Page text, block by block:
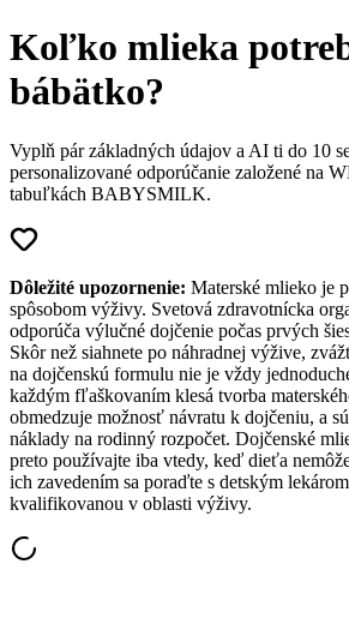
Koľko mlieka
bábätko?
Vyplň pár základných údajov a AI ti do 10
personalizované odporúčanie založené na
tabuľkách BABYSMILK.
Dôležité upozornenie: Materské mlieko je
spôsobom výživy. Svetová zdravotnícka
odporúča výlučné dojčenie počas prvých
Skôr než siahnete po náhradnej výžive,
na dojčenskú formulu nie je vždy
každým fľaškovaním klesá tvorba
obmedzuje možnosť návratu k dojčeniu, a
náklady na rodinný rozpočet. Dojčenské
preto používajte iba vtedy, keď dieťa
ich zavedením sa poraďte s detským
kvalifikovanou v oblasti výživy.